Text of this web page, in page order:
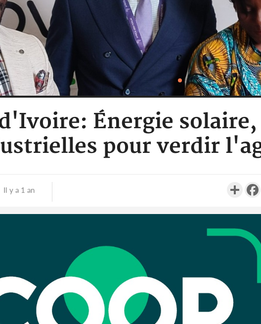
Énergie
pour verdir
Il y a 1 an